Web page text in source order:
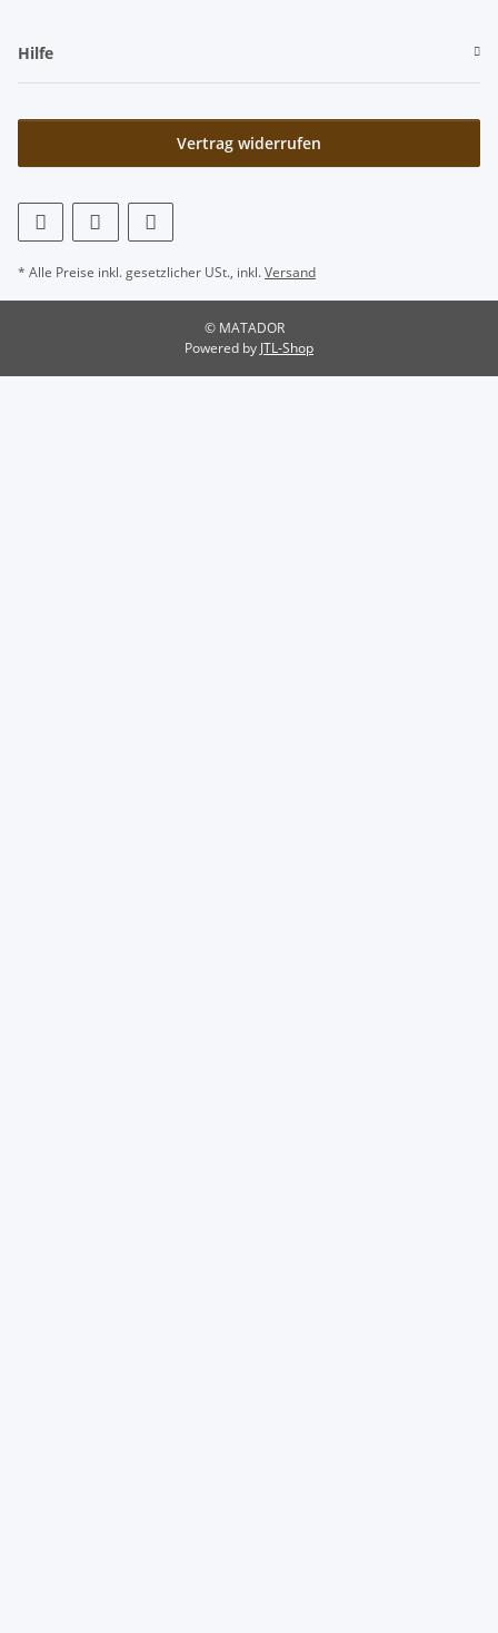
Hilfe
Vertrag widerrufen
* Alle Preise inkl. gesetzlicher USt., inkl.Versand
© MATADOR
Powered by JTL-Shop